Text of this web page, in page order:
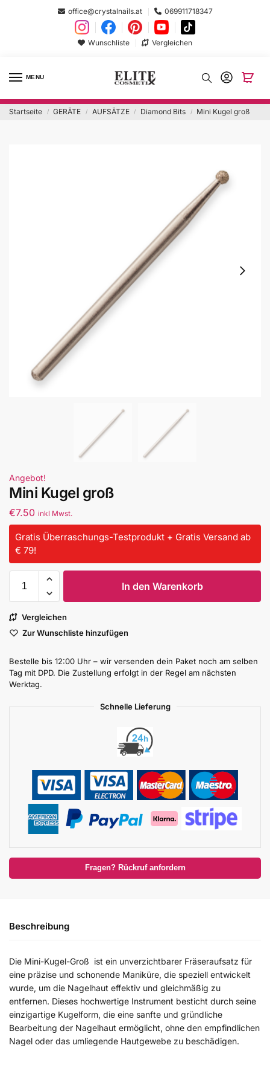
office@crystalnails.at 069911718347
Wunschliste Vergleichen
MENU
Startseite / GERÄTE / AUFSÄTZE / Diamond Bits / Mini Kugel groß
Angebot!
Mini Kugel groß
€7.50 inkl Mwst.
Gratis Überraschungs-Testprodukt + Gratis Versand ab
€ 79!
In den Warenkorb
Vergleichen
Zur Wunschliste hinzufügen
Bestelle bis 12:00 Uhr – wir versenden dein Paket noch am selben
Tag mit DPD. Die Zustellung erfolgt in der Regel am nächsten
Werktag.
Schnelle Lieferung
Fragen? Rückruf anfordern
Beschreibung
Die Mini-Kugel-Groß ist ein unverzichtbarer Fräseraufsatz für
eine präzise und schonende Maniküre, die speziell entwickelt
wurde, um die Nagelhaut effektiv und gleichmäßig zu
entfernen. Dieses hochwertige Instrument besticht durch seine
einzigartige Kugelform, die eine sanfte und gründliche
Bearbeitung der Nagelhaut ermöglicht, ohne den empfindlichen
Nagel oder das umliegende Hautgewebe zu beschädigen.